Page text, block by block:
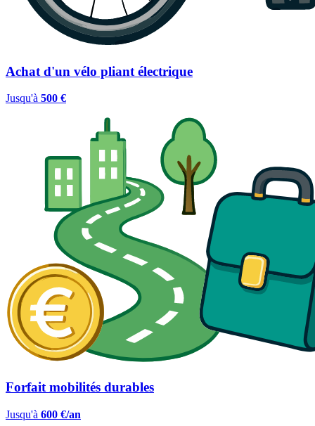
Achat d'un vélo pliant électrique
Jusqu'à 500 €
Forfait mobilités durables
Jusqu'à 600 €/an